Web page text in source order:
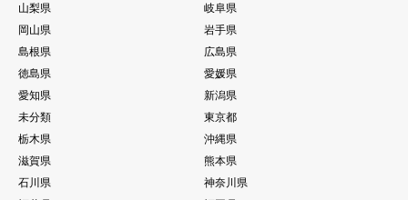
山梨県
岐阜県
岡山県
岩手県
島根県
広島県
徳島県
愛媛県
愛知県
新潟県
未分類
東京都
栃木県
沖縄県
滋賀県
熊本県
石川県
神奈川県